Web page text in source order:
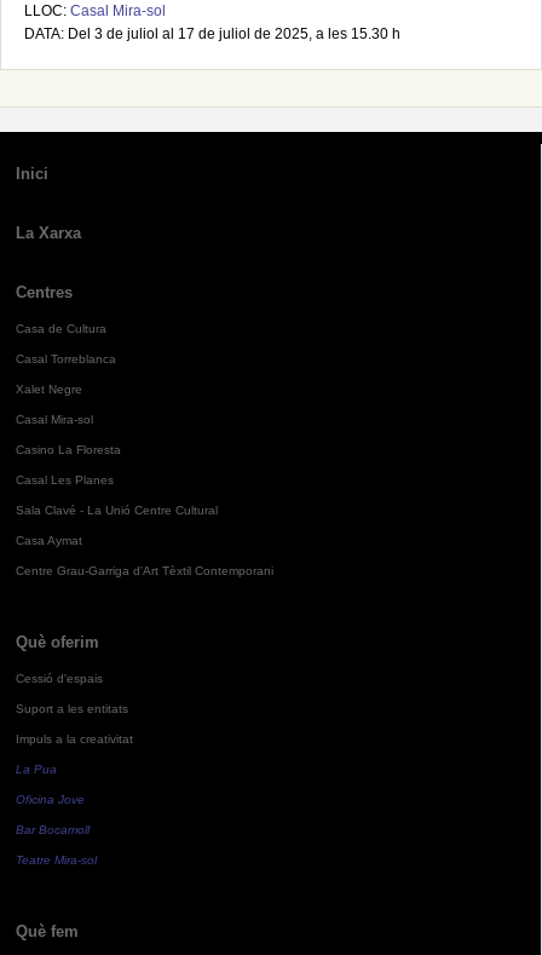
LLOC: Casal Mira-sol
DATA: Del 3 de juliol al 17 de juliol de 2025, a les 15.30 h
Inici
La Xarxa
Centres
Casa de Cultura
Casal Torreblanca
Xalet Negre
Casal Mira-sol
Casino La Floresta
Casal Les Planes
Sala Clavé - La Unió Centre Cultural
Casa Aymat
Centre Grau-Garriga d'Art Tèxtil Contemporani
Què oferim
Cessió d'espais
Suport a les entitats
Impuls a la creativitat
La Pua
Oficina Jove
Bar Bocamoll
Teatre Mira-sol
Què fem